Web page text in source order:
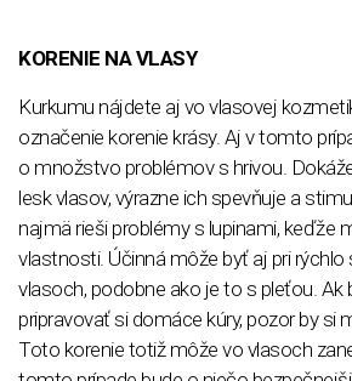
KORENIE NA VLASY
Kurkumu nájdete aj vo vlasovej
označenie korenie krásy. Aj v tomto
o množstvo problémov s hrivou.
lesk vlasov, výrazne ich spevňuje a
najmä rieši problémy s lupinami, keďže
vlastnosti. Účinná môže byť aj pri
vlasoch, podobne ako je to s pleťou. Ak
pripravovať si domáce kúry, pozor by si
Toto korenie totiž môže vo vlasoch